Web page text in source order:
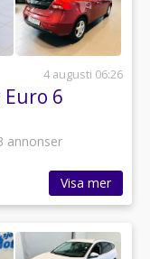
4 augusti 06:26
6
annonser
Visa mer